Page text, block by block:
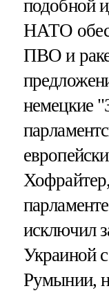
подобной
НАТО
ПВО и
немецкие
исключил
Украиной
Румынии,